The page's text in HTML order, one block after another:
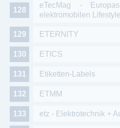
eTecMag -
elektromobilen Lifestyle
ETERNITY
ETICS
Etiketten-Labels
ETMM
etz - Elektrotechnik +